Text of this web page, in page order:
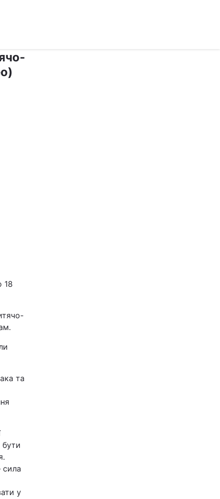
18
та
бути
сила
у